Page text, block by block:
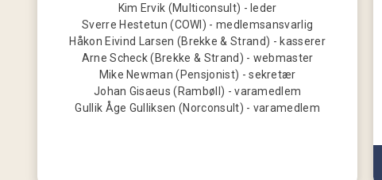
Kim Ervik (Multiconsult) - leder
Sverre Hestetun (COWI) - medlemsansvarlig
Håkon Eivind Larsen (Brekke & Strand) - kasserer
Arne Scheck (Brekke & Strand) - webmaster
Mike Newman (Pensjonist) - sekretær
Johan Gisaeus (Rambøll) - varamedlem
Gullik Åge Gulliksen (Norconsult) - varamedlem